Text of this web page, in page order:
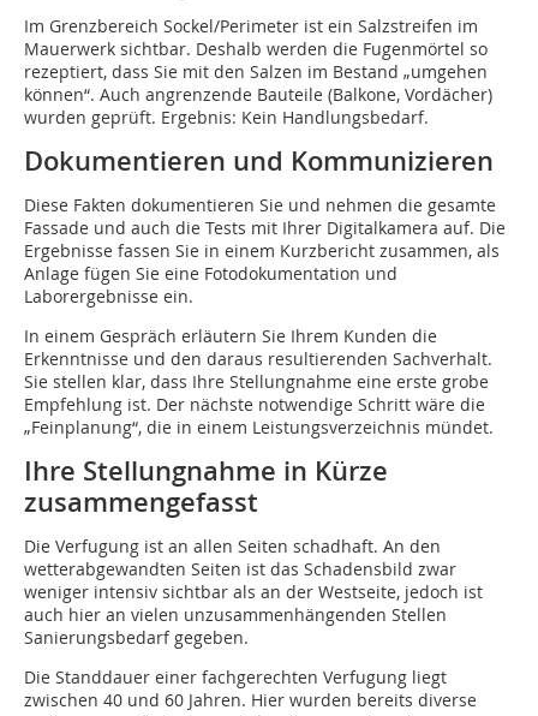
Im Grenzbereich Sockel/Perimeter ist ein Salzstreifen im
Mauerwerk sichtbar. Deshalb werden die Fugenmörtel so
rezeptiert, dass Sie mit den Salzen im Bestand „umgehen
können“. Auch angrenzende Bauteile (Balkone, Vordächer)
wurden geprüft. Ergebnis: Kein Handlungsbedarf.
Dokumentieren und Kommunizieren
Diese Fakten dokumentieren Sie und nehmen die gesamte
Fassade und auch die Tests mit Ihrer Digitalkamera auf. Die
Ergebnisse fassen Sie in einem Kurzbericht zusammen, als
Anlage fügen Sie eine Fotodokumentation und
Laborergebnisse ein.
In einem Gespräch erläutern Sie Ihrem Kunden die
Erkenntnisse und den daraus resultierenden Sachverhalt.
Sie stellen klar, dass Ihre Stellungnahme eine erste grobe
Empfehlung ist. Der nächste notwendige Schritt wäre die
„Feinplanung“, die in einem Leistungsverzeichnis mündet.
Ihre Stellungnahme in Kürze
zusammengefasst
Die Verfugung ist an allen Seiten schadhaft. An den
wetterabgewandten Seiten ist das Schadensbild zwar
weniger intensiv sichtbar als an der Westseite, jedoch ist
auch hier an vielen unzusammenhängenden Stellen
Sanierungsbedarf gegeben.
Die Standdauer einer fachgerechten Verfugung liegt
zwischen 40 und 60 Jahren. Hier wurden bereits diverse